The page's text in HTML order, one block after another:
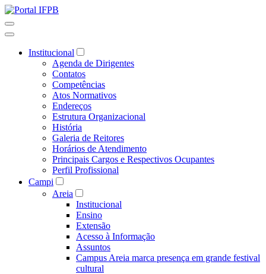
Institucional
Agenda de Dirigentes
Contatos
Competências
Atos Normativos
Endereços
Estrutura Organizacional
História
Galeria de Reitores
Horários de Atendimento
Principais Cargos e Respectivos Ocupantes
Perfil Profissional
Campi
Areia
Institucional
Ensino
Extensão
Acesso à Informação
Assuntos
Campus Areia marca presença em grande festival
cultural